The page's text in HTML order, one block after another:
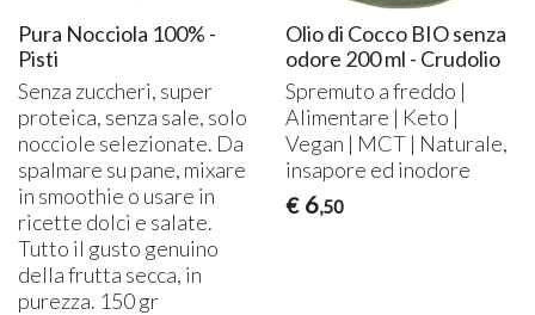
Pura Nocciola 100% -
Pisti
Senza zuccheri, super
proteica, senza sale, solo
nocciole selezionate. Da
spalmare su pane, mixare
in smoothie o usare in
ricette dolci e salate.
Tutto il gusto genuino
della frutta secca, in
purezza. 150 gr
Olio di Cocco BIO senza
odore 200 ml - Crudolio
Spremuto a freddo |
Alimentare | Keto |
Vegan | MCT| Naturale,
insapore ed inodore
€ 6,50